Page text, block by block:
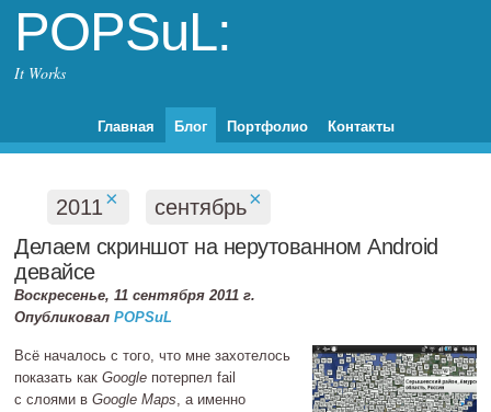
POPSuL:
It Works
Главная Блог Портфолио Контакты
2011× сентябрь×
Делаем скриншот на нерутованном Android
девайсе
Воскресенье, 11 сентября 2011 г.
ОпубликовалPOPSuL
Всё началось с того, что мне захотелось
показать какGoogle потерпел fail
с слоями вGoogle Maps, а именно